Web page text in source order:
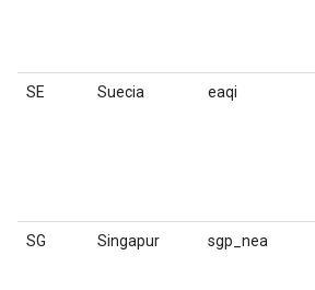
SE Suecia eaqi
SG Singapur sgp_nea